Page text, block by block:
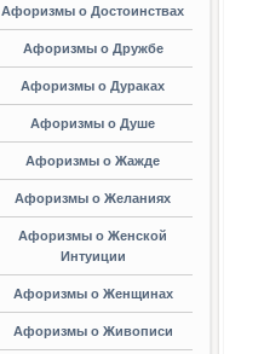
Афоризмы о Достоинствах
Афоризмы о Дружбе
Афоризмы о Дураках
Афоризмы о Душе
Афоризмы о Жажде
Афоризмы о Желаниях
Афоризмы о Женской
Интуиции
Афоризмы о Женщинах
Афоризмы о Живописи